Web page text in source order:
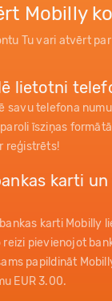
Mobilly
Tu vari atvērt
lietotni
savu telefona
īsziņas
reģistrēts!
karti un
karti Mobilly
reizi pievienojot
papildināt
EUR 3.00.